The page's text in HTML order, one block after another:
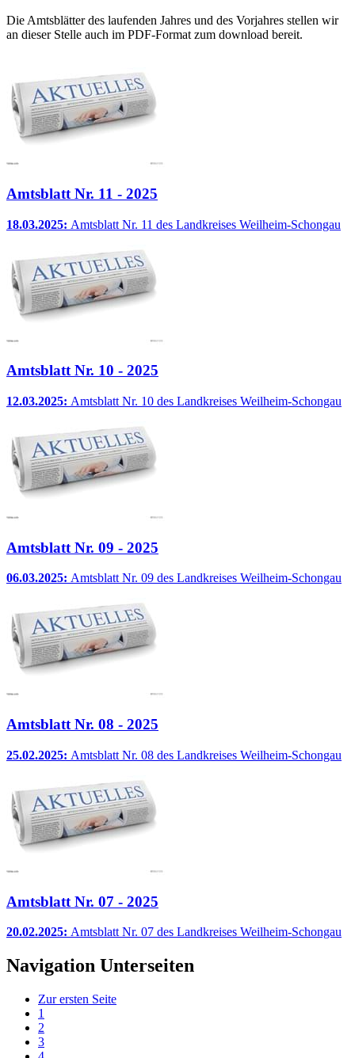
Die Amtsblätter des laufenden Jahres und des Vorjahres stellen wir
an dieser Stelle auch im PDF-Format zum download bereit.
Amtsblatt Nr. 11 - 2025
18.03.2025: Amtsblatt Nr. 11 des Landkreises Weilheim-Schongau
Amtsblatt Nr. 10 - 2025
12.03.2025: Amtsblatt Nr. 10 des Landkreises Weilheim-Schongau
Amtsblatt Nr. 09 - 2025
06.03.2025: Amtsblatt Nr. 09 des Landkreises Weilheim-Schongau
Amtsblatt Nr. 08 - 2025
25.02.2025: Amtsblatt Nr. 08 des Landkreises Weilheim-Schongau
Amtsblatt Nr. 07 - 2025
20.02.2025: Amtsblatt Nr. 07 des Landkreises Weilheim-Schongau
Navigation Unterseiten
Zur ersten Seite
1
2
3